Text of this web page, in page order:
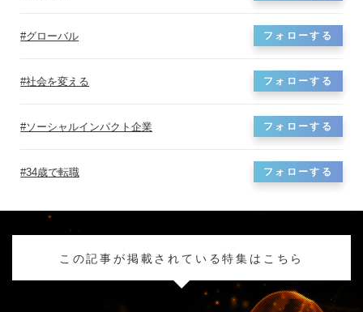
グローバル フォローする
社会を変える フォローする
ソーシャルインパクト企業 フォローする
34歳で転職 フォローする
この記事が掲載されている特集はこちら